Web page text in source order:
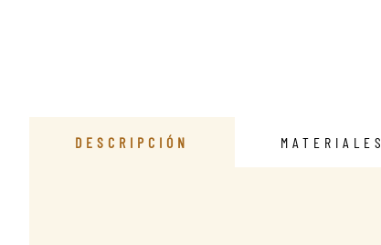
DESCRIPCIÓN MATERIALES